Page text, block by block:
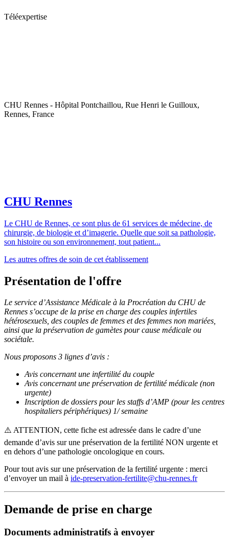
Téléexpertise
CHU Rennes - Hôpital Pontchaillou, Rue Henri le Guilloux,
Rennes, France
CHU Rennes
Le CHU de Rennes, ce sont plus de 61 services de médecine, de
chirurgie, de biologie et d’imagerie. Quelle que soit sa pathologie,
son histoire ou son environnement, tout patient...
Les autres offres de soin de cet établissement
Présentation de l'offre
Le service d’Assistance Médicale à la Procréation du CHU de
Rennes s’occupe de la prise en charge des couples infertiles
hétérosexuels, des couples de femmes et des femmes non mariées,
ainsi que la préservation de gamètes pour cause médicale ou
sociétale.
Nous proposons 3 lignes d’avis :
Avis concernant une infertilité du couple
Avis concernant une préservation de fertilité médicale (non
urgente)
Inscription de dossiers pour les staffs d’AMP (pour les centres
hospitaliers périphériques) 1/ semaine
⚠️ ATTENTION, cette fiche est adressée dans le cadre d’une
demande d’avis sur une préservation de la fertilité NON urgente et
en dehors d’une pathologie oncologique en cours.
Pour tout avis sur une préservation de la fertilité urgente : merci
d’envoyer un mail à ide-preservation-fertilite@chu-rennes.fr
Demande de prise en charge
Documents administratifs à envoyer